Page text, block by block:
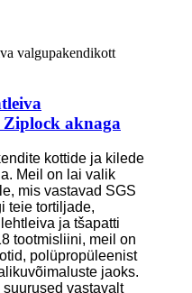
aknaga
kottide ja kilede
Meil ​​on lai valik
mis vastavad SGS
teie tortiljade,
ja tšapatti
tootmisliini, meil on
polüpropüleenist
jaoks.
vastavalt